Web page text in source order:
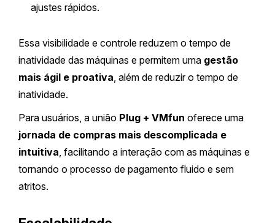
ajustes rápidos.
Essa visibilidade e controle reduzem o tempo de
inatividade das máquinas e permitem uma gestão
mais ágil e proativa , além de reduzir o tempo de
inatividade.
Para usuários, a união Plug + VMfun oferece uma
jornada de compras mais descomplicada e
intuitiva , facilitando a interação com as máquinas e
tornando o processo de pagamento fluido e sem
atritos.